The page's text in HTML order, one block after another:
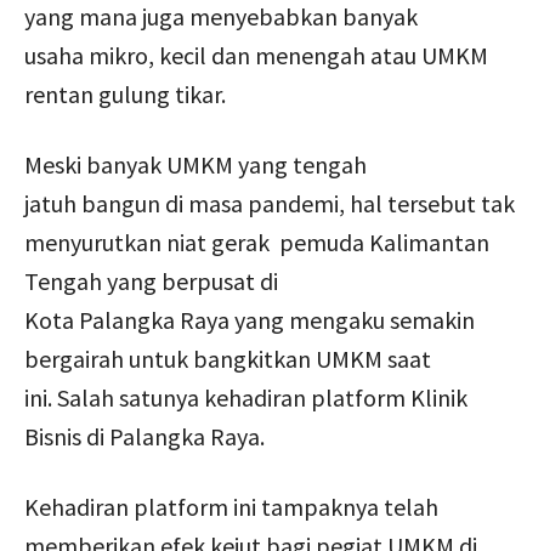
yang mana juga menyebabkan banyak
usaha mikro, kecil dan menengah atau UMKM
rentan gulung tikar.
Meski banyak UMKM yang tengah
jatuh bangun di masa pandemi, hal tersebut tak
menyurutkan niat gerak pemuda Kalimantan
Tengah yang berpusat di
Kota Palangka Raya yang mengaku semakin
bergairah untuk bangkitkan UMKM saat
ini. Salah satunya kehadiran platform Klinik
Bisnis di Palangka Raya.
Kehadiran platform ini tampaknya telah